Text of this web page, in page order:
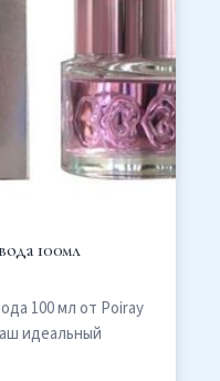
100мл
100 мл от Poiray
идеальный